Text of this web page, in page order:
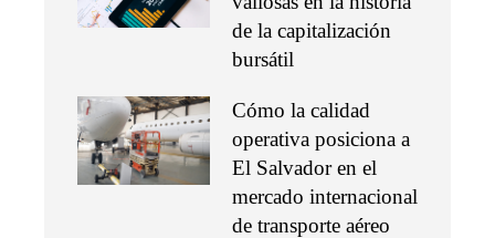
de la capitalización
bursátil
Cómo la calidad
operativa posiciona a
El Salvador en el
mercado internacional
de transporte aéreo